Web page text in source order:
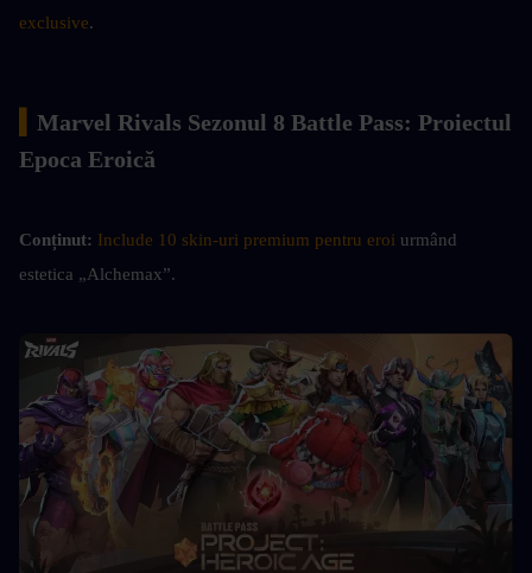
exclusive.
Marvel Rivals Sezonul 8 Battle Pass: Proiectul
Epoca Eroică
Conținut: Include 10 skin-uri premium pentru eroi urmând
estetica „Alchemax”.